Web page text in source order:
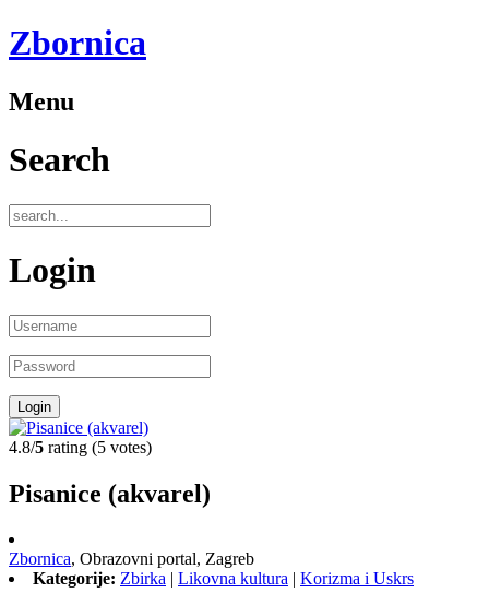
Zbornica
Menu
Search
Login
4.8/5 rating (5 votes)
Pisanice (akvarel)
Zbornica, Obrazovni portal, Zagreb
Kategorije: Zbirka | Likovna kultura | Korizma i Uskrs